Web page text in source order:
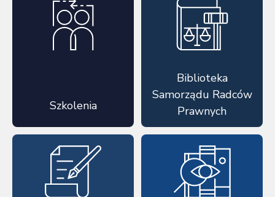
Szkolenia
Biblioteka
Samorządu Radców
Prawnych